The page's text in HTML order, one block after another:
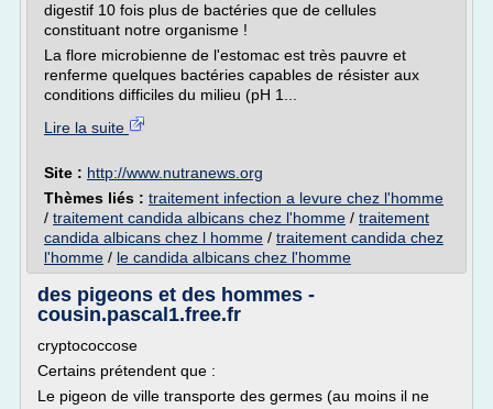
digestif 10 fois plus de bactéries que de cellules
constituant notre organisme !
La flore microbienne de l'estomac est très pauvre et
renferme quelques bactéries capables de résister aux
conditions difficiles du milieu (pH 1...
Lire la suite
Site : http://www.nutranews.org
Thèmes liés : traitement infection a levure chez l'homme
/ traitement candida albicans chez l'homme / traitement
candida albicans chez l homme / traitement candida chez
l'homme / le candida albicans chez l'homme
des pigeons et des hommes -
cousin.pascal1.free.fr
cryptococcose
Certains prétendent que :
Le pigeon de ville transporte des germes (au moins il ne